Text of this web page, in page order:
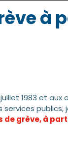
à
1983 et aux
publics,
de grève, à